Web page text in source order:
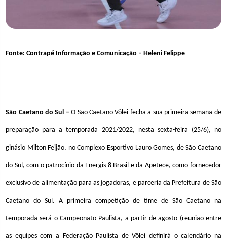
Fonte: Contrapé Informação e Comunicação – Heleni Felippe
São Caetano do Sul – O São Caetano Vôlei fecha a sua primeira semana de
preparação para a temporada 2021/2022, nesta sexta-feira (25/6), no
ginásio Milton Feijão, no Complexo Esportivo Lauro Gomes, de São Caetano
do Sul, com o patrocínio da Energis 8 Brasil e da Apetece, como fornecedor
exclusivo de alimentação para as jogadoras, e parceria da Prefeitura de São
Caetano do Sul. A primeira competição de time de São Caetano na
temporada será o Campeonato Paulista, a partir de agosto (reunião entre
as equipes com a Federação Paulista de Vôlei definirá o calendário na